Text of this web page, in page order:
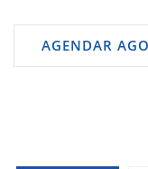
AGENDAR